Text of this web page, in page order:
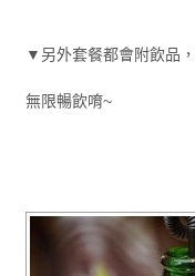
▼另外套餐都會附飲品
無限暢飲唷~